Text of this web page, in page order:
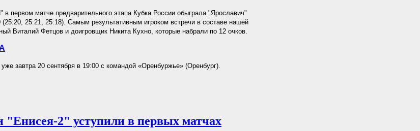
первом матче предварительного этапа Кубка России обыграла "Ярославич"
25:21, 25:18). Самым результативным игроком встречи в составе нашей
Виталий Фетцов и доигровщик Никита Кухно, которые набрали по 12 очков.
завтра 20 сентября в 19:00 с командой «Оренбуржье» (Оренбург).
"Енисея-2" уступили в первых матчах